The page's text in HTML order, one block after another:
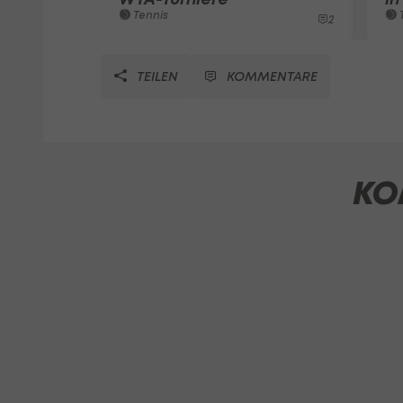
Tennis 2
TEILEN KOMMENTARE